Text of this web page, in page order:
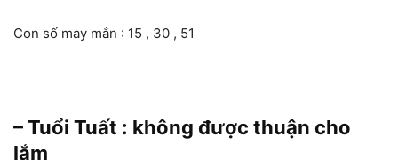
Con số may mắn : 15 , 30 , 51
– Tuổi Tuất : không được thuận cho
lắm